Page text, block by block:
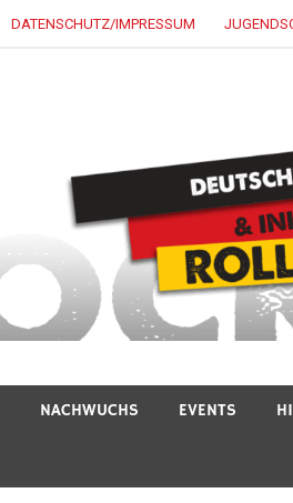
DATENSCHUTZ/IMPRESSUM
NACHWUCHS EVENTS